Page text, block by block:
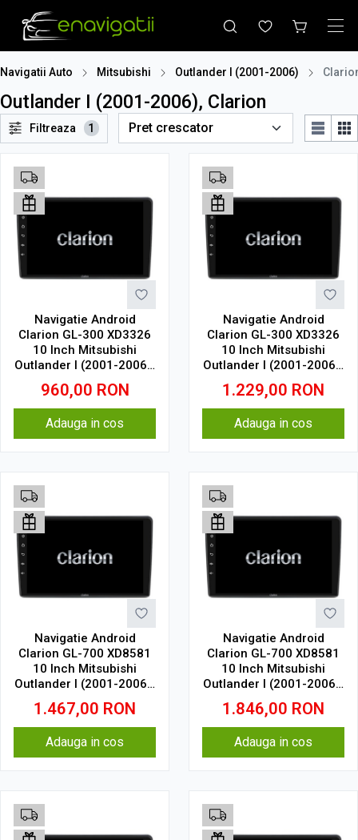
Navigatii Auto Mitsubishi Outlander I (2001-2006)
Outlander I (2001-2006), Clarion
Filtreaza 1
Navigatie Android
Clarion GL-300 XD3326
10 Inch Mitsubishi
Outlander I (2001-2006),
2 GB, 32 GB, IPS
960,00 RON
Adauga in cos
Navigatie Android
Clarion GL-300 XD3326
10 Inch Mitsubishi
Outlander I (2001-2006),
4 GB, 64 GB, IPS
1.229,00 RON
Adauga in cos
Navigatie Android
Clarion GL-700 XD8581
10 Inch Mitsubishi
Outlander I (2001-2006),
2 GB, 32 GB, IPS
1.467,00 RON
Adauga in cos
Navigatie Android
Clarion GL-700 XD8581
10 Inch Mitsubishi
Outlander I (2001-2006),
4 GB, 64 GB, IPS
1.846,00 RON
Adauga in cos